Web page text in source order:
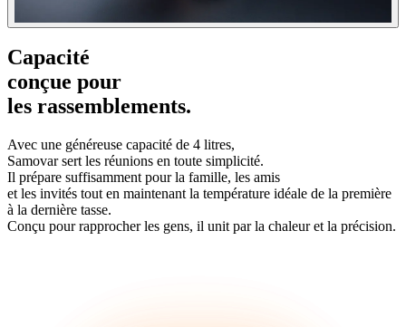
Capacité
conçue pour
les rassemblements.
Avec une généreuse capacité de 4 litres,
Samovar sert les réunions en toute simplicité.
Il prépare suffisamment pour la famille, les amis
et les invités tout en maintenant la température idéale de la première
à la dernière tasse.
Conçu pour rapprocher les gens, il unit par la chaleur et la précision.